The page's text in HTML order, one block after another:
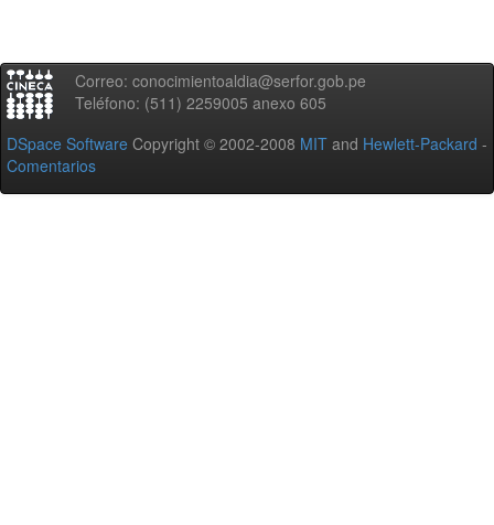
Correo: conocimientoaldia@serfor.gob.pe
Teléfono: (511) 2259005 anexo 605
DSpace Software Copyright © 2002-2008 MIT and Hewlett-Packard -
Comentarios